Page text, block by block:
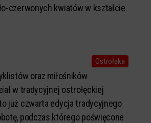
czerwonych kwiatów w kształcie
Ostrołęka
oraz miłośników
w tradycyjnej ostrołęckiej
już czwarta edycja tradycyjnego
podczas którego poświęcone